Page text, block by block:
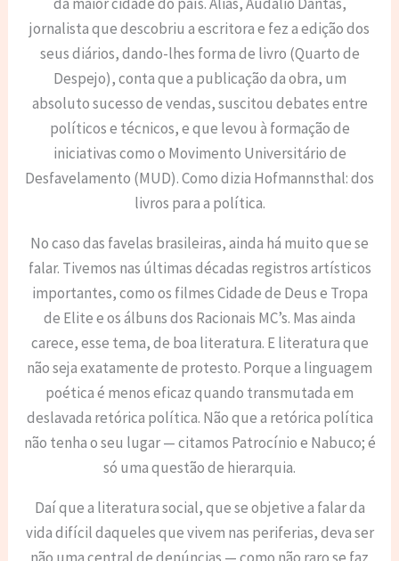
jornalista que descobriu a escritora e fez a edição dos
seus diários, dando-lhes forma de livro (Quarto de
Despejo), conta que a publicação da obra, um
absoluto sucesso de vendas, suscitou debates entre
políticos e técnicos, e que levou à formação de
iniciativas como o Movimento Universitário de
Desfavelamento (MUD). Como dizia Hofmannsthal: dos
livros para a política.
No caso das favelas brasileiras, ainda há muito que se
falar. Tivemos nas últimas décadas registros artísticos
importantes, como os filmes Cidade de Deus e Tropa
de Elite e os álbuns dos Racionais MC’s. Mas ainda
carece, esse tema, de boa literatura. E literatura que
não seja exatamente de protesto. Porque a linguagem
poética é menos eficaz quando transmutada em
deslavada retórica política. Não que a retórica política
não tenha o seu lugar — citamos Patrocínio e Nabuco; é
só uma questão de hierarquia.
Daí que a literatura social, que se objetive a falar da
vida difícil daqueles que vivem nas periferias, deva ser